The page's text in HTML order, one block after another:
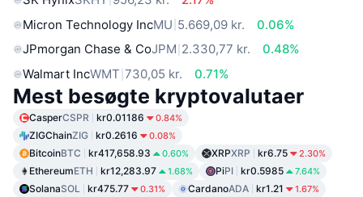
Micron Technology IncMU 5.669,09 kr.
0.06%
JPmorgan Chase & CoJPM 2.330,77 kr.
0.48%
Walmart IncWMT 730,05 kr. 0.71%
Mest besøgte kryptovalutaer
CasperCSPR kr0.01186 0.84%
ZIGChainZIG kr0.2616 0.08%
BitcoinBTC kr417,658.93 0.60% XRPXRP kr6.75 2.30%
EthereumETH kr12,283.97 1.68% PiPI kr0.5985 7.64%
SolanaSOL kr475.77 0.31% CardanoADA kr1.21 1.67%